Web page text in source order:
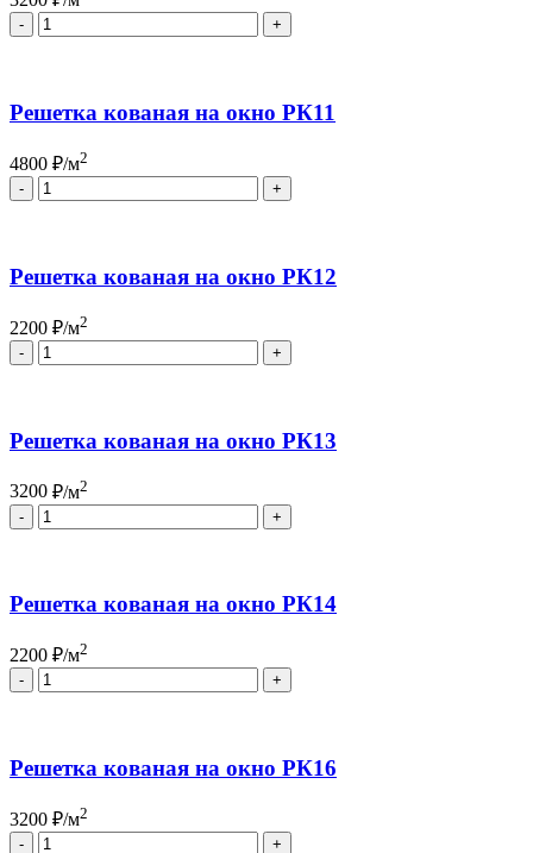
Quantity
Решетка кованая на окно РК11
4800 ₽/м2
Quantity
Решетка кованая на окно РК12
2200 ₽/м2
Quantity
Решетка кованая на окно РК13
3200 ₽/м2
Quantity
Решетка кованая на окно РК14
2200 ₽/м2
Quantity
Решетка кованая на окно РК16
3200 ₽/м2
Quantity